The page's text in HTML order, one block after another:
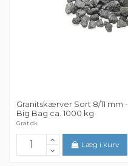
Granitskærver Sort 8/11 mm -
Big Bag ca. 1000 kg
Grat.dk
Læg i kurv